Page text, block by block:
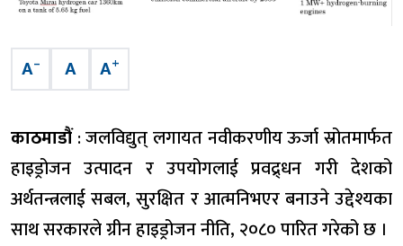
A– A A+
काठमाडौं: जलविद्युत् लगायत नवीकरणीय ऊर्जा स्रोतमार्फत
हाइड्रोजन उत्पादन र उपयोगलाई प्रवद्र्धन गरी देशको
अर्थतन्त्रलाई सबल, सुरक्षित र आत्मनिभएर बनाउने उद्देश्यका
साथ सरकारले ग्रीन हाइड्रोजन नीति, २०८० पारित गरेको छ ।